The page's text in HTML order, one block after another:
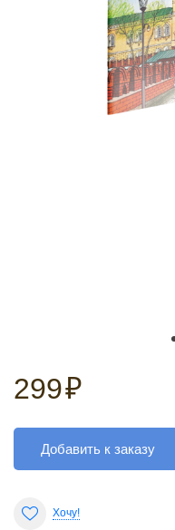
299₽
Добавить к заказу
Хочу!